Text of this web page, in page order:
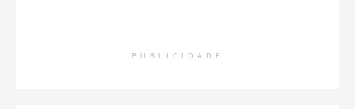
PUBLICIDADE